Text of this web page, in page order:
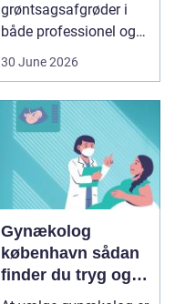
grøntsagsafgrøder i
både professionel og
hobbybaseret
30 June 2026
Gynækolog
københavn sådan
finder du tryg og
professionel hjælp